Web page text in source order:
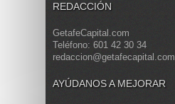
REDACCIÓN
GetafeCapital.com
Teléfono: 601 42 30 34
redaccion@getafecapital.com
AYÚDANOS A MEJORAR